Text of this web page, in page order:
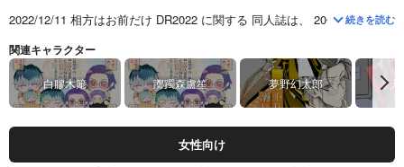
2022/12/11 相方はお前だけ DR2022 に関する 同人誌は、 20件お取り扱い
続きを読む
関連キャラクター
白膠木簓 躑躅森盧笙 夢野幻太郎 天
女性向け